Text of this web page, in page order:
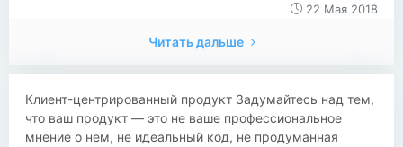
22 Мая 2018
Читать дальше
Клиент-центрированный продукт Задумайтесь над тем,
что ваш продукт — это не ваше профессиональное
мнение о нем, не идеальный код, не продуманная